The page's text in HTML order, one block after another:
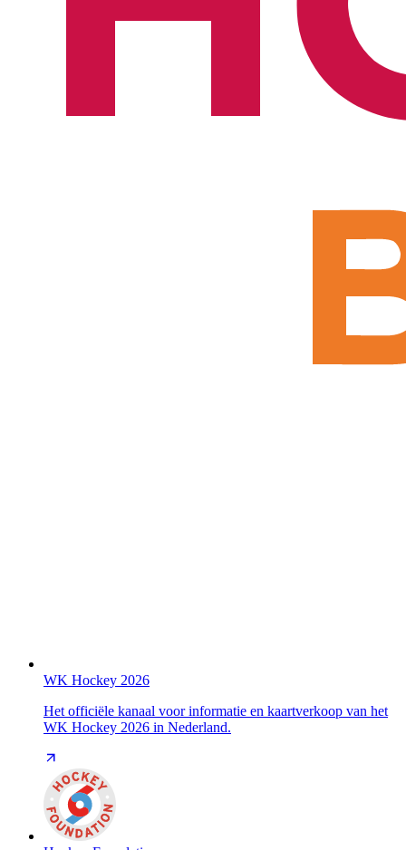
WK Hockey 2026
Het officiële kanaal voor informatie en kaartverkoop van het
WK Hockey 2026 in Nederland.